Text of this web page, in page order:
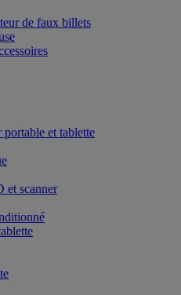
de faux billets
et tablette
et scanner